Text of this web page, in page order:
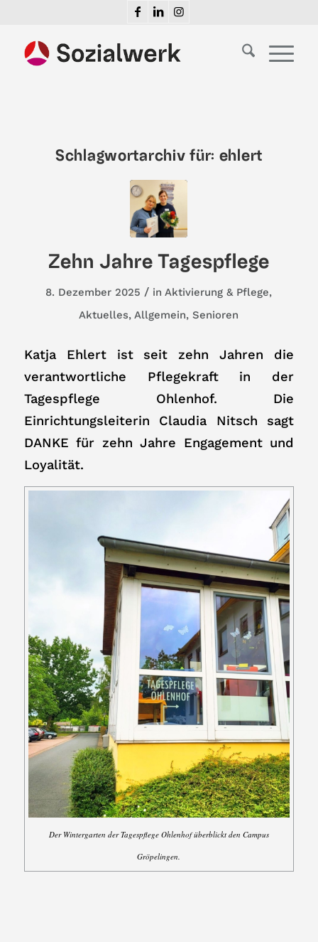
Schlagwortarchiv für: ehlert
Zehn Jahre Tagespflege
8. Dezember 2025 / inAktivierung & Pflege,
Aktuelles,Allgemein,Senioren
Katja Ehlert ist seit zehn Jahren die
verantwortliche Pflegekraft in der
Tagespflege Ohlenhof. Die
Einrichtungsleiterin Claudia Nitsch sagt
DANKE für zehn Jahre Engagement und
Loyalität.
Der Wintergarten der Tagespflege Ohlenhof überblickt den Campus
Gröpelingen.